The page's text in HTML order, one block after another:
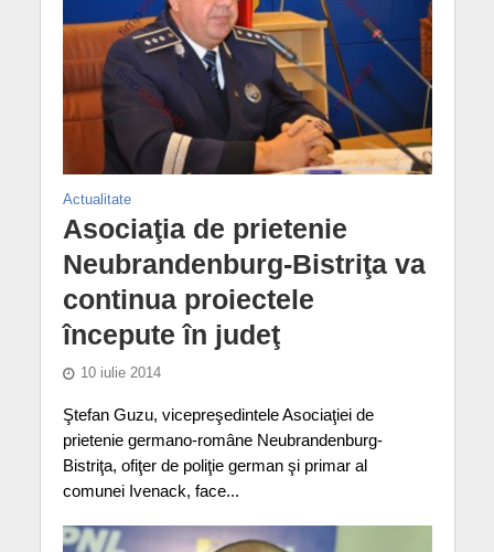
Actualitate
Asociaţia de prietenie
Neubrandenburg-Bistriţa va
continua proiectele
începute în judeţ
10 iulie 2014
Ştefan Guzu, vicepreşedintele Asociaţiei de
prietenie germano-române Neubrandenburg-
Bistriţa, ofiţer de poliţie german şi primar al
comunei Ivenack, face...